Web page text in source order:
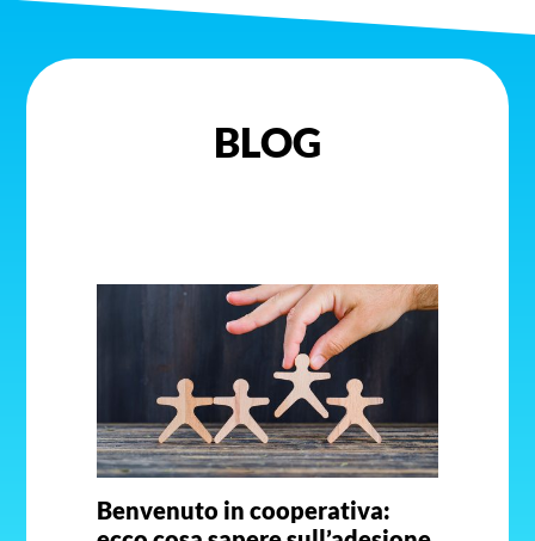
BLOG
Benvenuto in cooperativa: